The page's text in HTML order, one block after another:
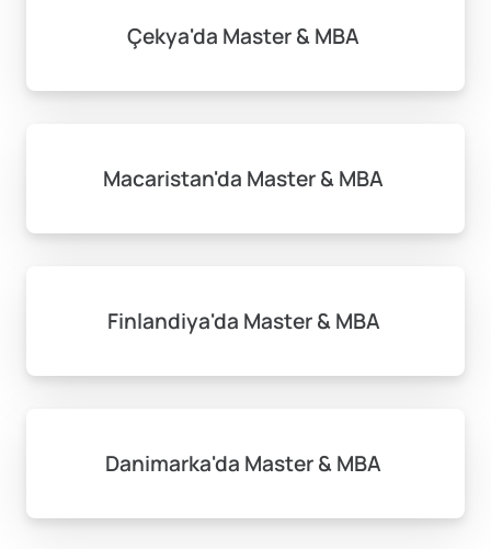
Çekya'da Master & MBA
Macaristan'da Master & MBA
Finlandiya'da Master & MBA
Danimarka'da Master & MBA